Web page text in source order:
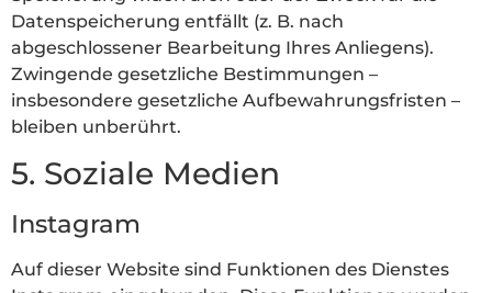
Datenspeicherung entfällt (z. B. nach
abgeschlossener Bearbeitung Ihres Anliegens).
Zwingende gesetzliche Bestimmungen –
insbesondere gesetzliche Aufbewahrungsfristen –
bleiben unberührt.
5. Soziale Medien
Instagram
Auf dieser Website sind Funktionen des Dienstes